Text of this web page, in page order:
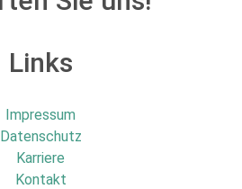
Links
Impressum
Datenschutz
Karriere
Kontakt